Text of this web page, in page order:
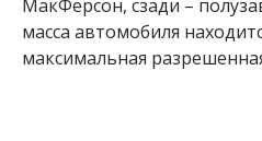
МакФерсон, сзади –
масса автомобиля
максимальная